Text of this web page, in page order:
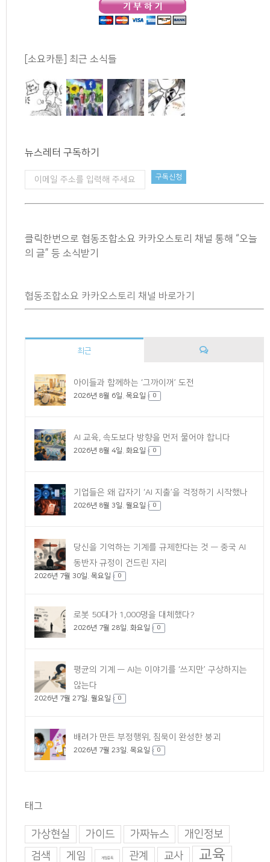
[소요카툰] 최근 소식들
뉴스레터 구독하기
클릭한번으로 협동조합소요 카카오스토리 채널 통해 “오늘
의 글” 등 소식받기
협동조합소요 카카오스토리 채널 바로가기
최근
아이들과 함께하는 ‘그까이꺼’ 도전
2026년 8월 6일. 목요일 0
AI 교육, 속도보다 방향을 먼저 물어야 합니다
2026년 8월 4일. 화요일 0
기업들은 왜 갑자기 ‘AI 지출’을 걱정하기 시작했나
2026년 8월 3일. 월요일 0
당신을 기억하는 기계를 규제한다는 것 — 중국 AI
동반자 규정이 건드린 자리
2026년 7월 30일. 목요일 0
로봇 50대가 1,000명을 대체했다?
2026년 7월 28일. 화요일 0
평균의 기계 — AI는 이야기를 ‘쓰지만’ 구상하지는
않는다
2026년 7월 27일. 월요일 0
배려가 만든 부정행위, 침묵이 완성한 붕괴
2026년 7월 23일. 목요일 0
태그
가상현실 가이드 가짜뉴스
개인정보
검색
게임 게임중독 관계 교사 교육